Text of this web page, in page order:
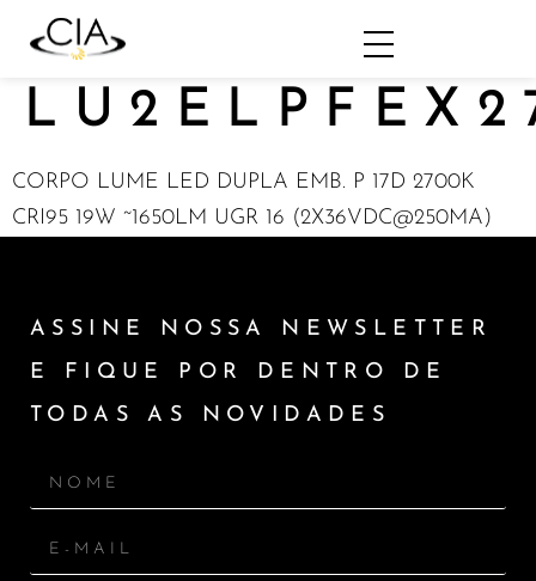
CORPO LUME LED DUPLA EMB. P 17D 2700K
CRI95 19W ~1650LM UGR 16 (2X36VDC@250MA)
ASSINE NOSSA NEWSLETTER
E FIQUE POR DENTRO DE
TODAS AS NOVIDADES